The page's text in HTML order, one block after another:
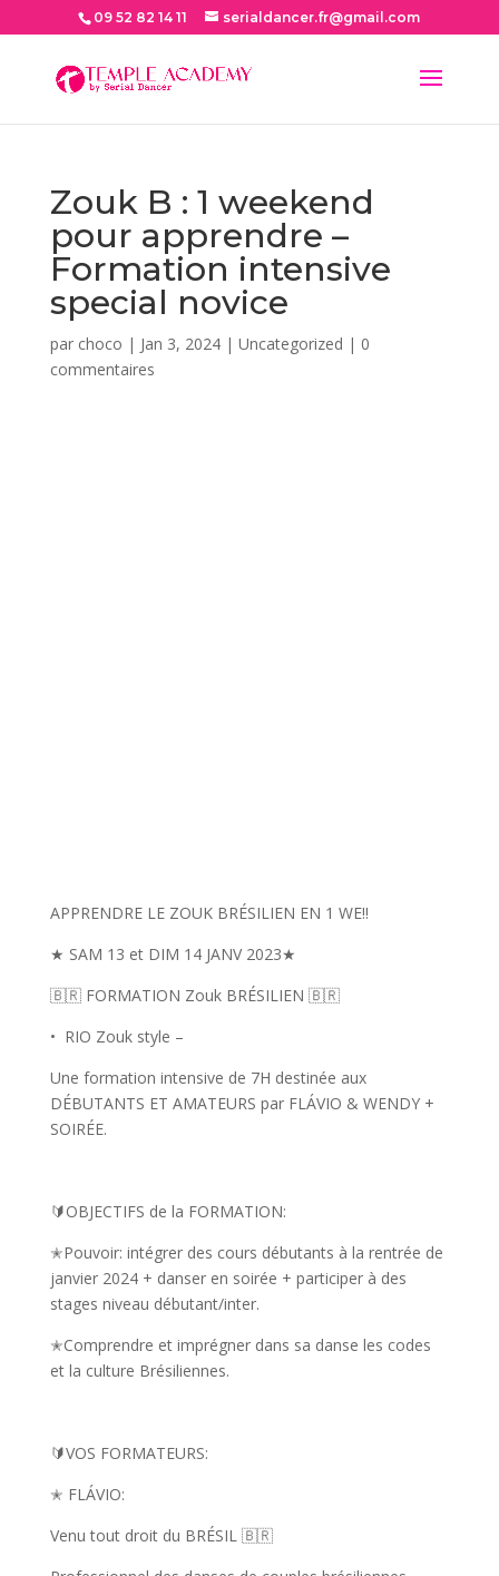
09 52 82 14 11 serialdancer.fr@gmail.com
Zouk B : 1 weekend
pour apprendre –
Formation intensive
special novice
par choco | Jan 3, 2024| Uncategorized | 0
commentaires
APPRENDRE LE ZOUK BRÉSILIEN EN 1 WE!!
★ SAM 13 et DIM 14 JANV 2023★
🇧🇷 FORMATION Zouk BRÉSILIEN 🇧🇷
•⁠ ⁠RIO Zouk style –
Une formation intensive de 7H destinée aux
DÉBUTANTS ET AMATEURS par FLÁVIO & WENDY +
SOIRÉE.
🔰OBJECTIFS de la FORMATION:
✭Pouvoir: intégrer des cours débutants à la rentrée de
janvier 2024 + danser en soirée + participer à des
stages niveau débutant/inter.
✭Comprendre et imprégner dans sa danse les codes
et la culture Brésiliennes.
🔰VOS FORMATEURS:
✭ FLÁVIO:
Venu tout droit du BRÉSIL 🇧🇷